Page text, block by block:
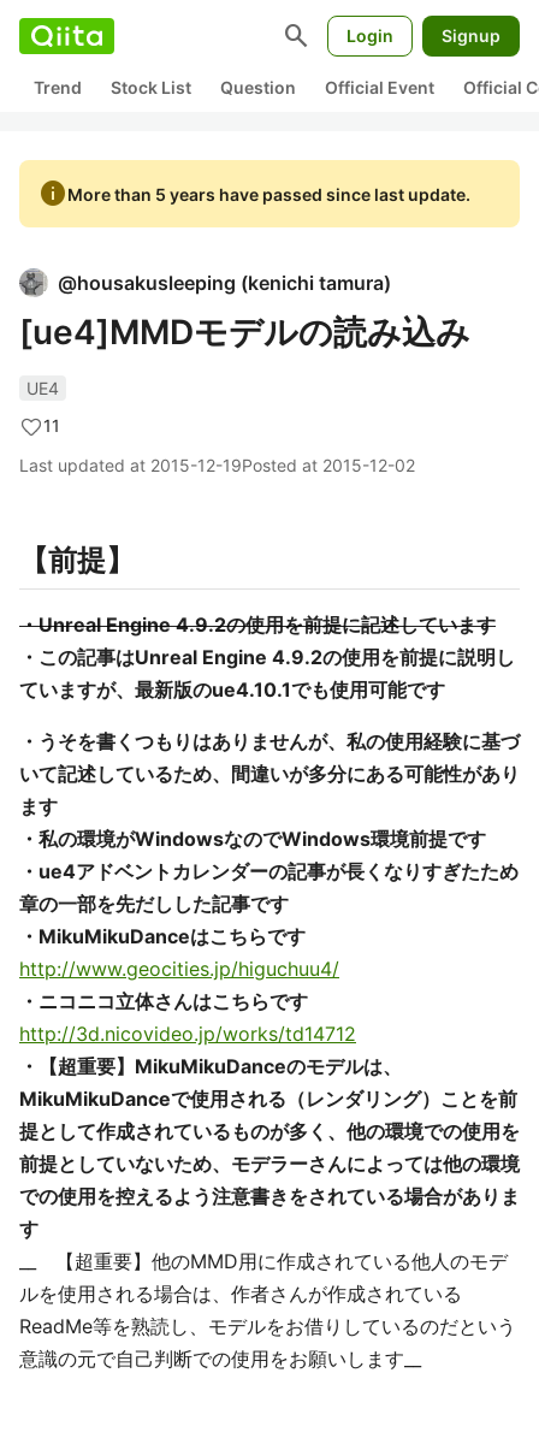
search Login Signup
Trend Stock List Question Official Event Official
infoMore than 5 years have passed since last update.
@housakusleeping (kenichi tamura)
[ue4]MMDモデルの読み込み
UE4
11
Last updated at 2015-12-19Posted at 2015-12-02
【前提】
・Unreal Engine 4.9.2の使用を前提に記述しています
・この記事はUnreal Engine 4.9.2の使用を前提に説明し
ていますが、最新版のue4.10.1でも使用可能です
・うそを書くつもりはありませんが、私の使用経験に基づ
いて記述しているため、間違いが多分にある可能性があり
ます
・私の環境がWindowsなのでWindows環境前提です
・ue4アドベントカレンダーの記事が長くなりすぎたため
章の一部を先だしした記事です
・MikuMikuDanceはこちらです
http://www.geocities.jp/higuchuu4/
・ニコニコ立体さんはこちらです
http://3d.nicovideo.jp/works/td14712
・【超重要】MikuMikuDanceのモデルは、
MikuMikuDanceで使用される（レンダリング）ことを前
提として作成されているものが多く、他の環境での使用を
前提としていないため、モデラーさんによっては他の環境
での使用を控えるよう注意書きをされている場合がありま
す
__ 【超重要】他のMMD用に作成されている他人のモデ
ルを使用される場合は、作者さんが作成されている
ReadMe等を熟読し、モデルをお借りしているのだという
意識の元で自己判断での使用をお願いします__